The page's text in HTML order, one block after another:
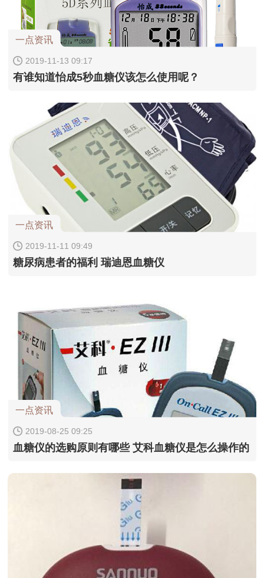
一点资讯
2019-11-13 09:17
有谁知道怡成5秒血糖仪该怎么使用呢？
一点资讯
2019-11-11 09:49
糖尿病患者的福利 瑞迪恩血糖仪
一点资讯
2019-08-25 09:25
血糖仪的选购原则有哪些 艾科血糖仪是怎么操作的